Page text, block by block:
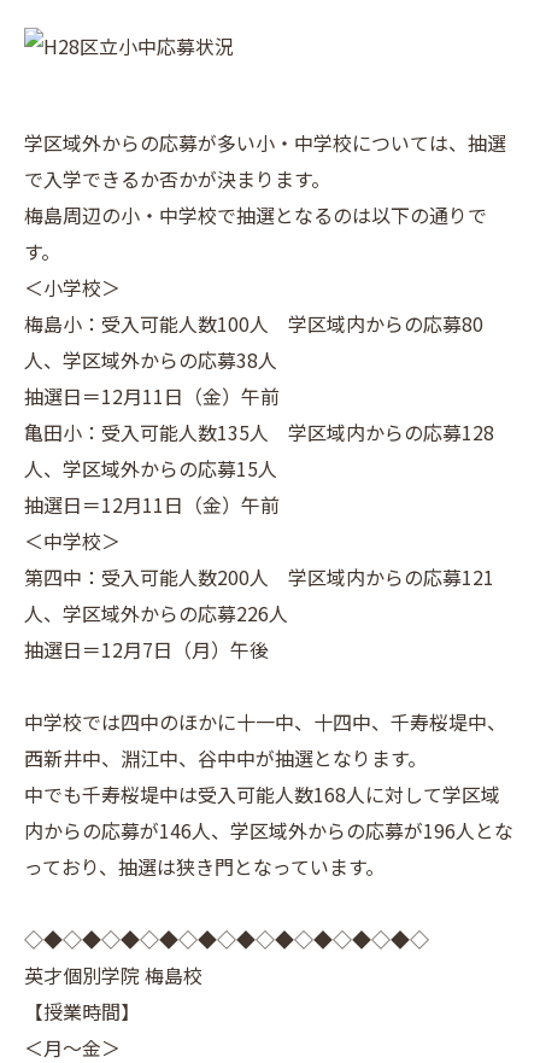
学区域外からの応募が多い小・中学校については、抽選
で入学できるか否かが決まります。
梅島周辺の小・中学校で抽選となるのは以下の通りで
す。
＜小学校＞
梅島小：受入可能人数100人 学区域内からの応募80
人、学区域外からの応募38人
抽選日＝12月11日（金）午前
亀田小：受入可能人数135人 学区域内からの応募128
人、学区域外からの応募15人
抽選日＝12月11日（金）午前
＜中学校＞
第四中：受入可能人数200人 学区域内からの応募121
人、学区域外からの応募226人
抽選日＝12月7日（月）午後
中学校では四中のほかに十一中、十四中、千寿桜堤中、
西新井中、淵江中、谷中中が抽選となります。
中でも千寿桜堤中は受入可能人数168人に対して学区域
内からの応募が146人、学区域外からの応募が196人とな
っており、抽選は狭き門となっています。
◇◆◇◆◇◆◇◆◇◆◇◆◇◆◇◆◇◆◇◆◇
英才個別学院 梅島校
【授業時間】
＜月～金＞